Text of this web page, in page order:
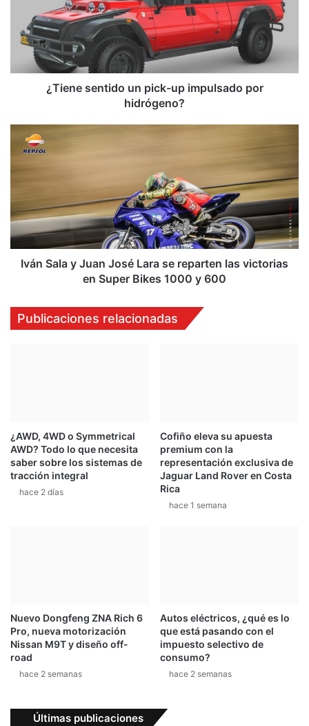
impulsado
por
hidrógeno?
¿Tiene sentido un pick-up impulsado por
hidrógeno?
Iván
Sala
Juan
Lara
se
reparten
las
victorias
Bikes
1000
Iván Sala y Juan José Lara se reparten las victorias
en Super Bikes 1000 y 600
Publicaciones relacionadas
¿AWD, 4WD o Symmetrical
AWD? Todo lo que necesita
saber sobre los sistemas de
tracción integral
hace 2 días
Cofiño eleva su apuesta
premium con la
representación exclusiva de
Jaguar Land Rover en Costa
Rica
hace 1 semana
Nuevo Dongfeng ZNA Rich 6
Pro, nueva motorización
Nissan M9T y diseño off-
road
hace 2 semanas
Autos eléctricos, ¿qué es lo
que está pasando con el
impuesto selectivo de
consumo?
hace 2 semanas
Últimas publicaciones